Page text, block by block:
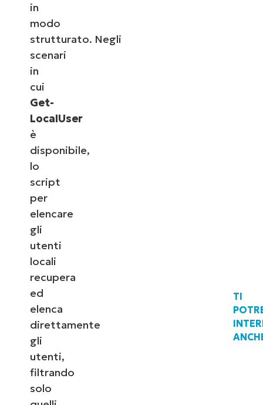
in
modo
strutturato. Negli
scenari
in
cui
Get-
LocalUser
è
disponibile,
lo
script
per
elencare
gli
utenti
locali
recupera
ed
elenca
direttamente
gli
utenti,
filtrando
solo
TI